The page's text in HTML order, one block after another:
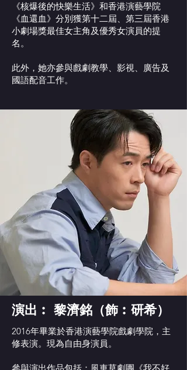
《核爆後的快樂生活》和香港演藝學院
《血還血》分別獲第十二屆、第三屆香港
小劇場獎最佳女主角及優秀女演員的提
名。
此外，她亦參與戲劇教學、影視、廣告及
國語配音工作。
演出︰ 黎濟銘（飾︰研希）
2016年畢業於香港演藝學院戲劇學院，主
修表演。現為自由身演員。